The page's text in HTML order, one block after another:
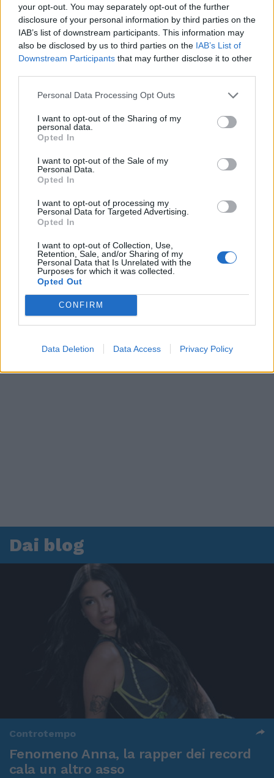
your opt-out. You may separately opt-out of the further
disclosure of your personal information by third parties on the
IAB’s list of downstream participants. This information may
also be disclosed by us to third parties on the IAB’s List of
Downstream Participants that may further disclose it to other
Personal Data Processing Opt Outs
I want to opt-out of the Sharing of my
personal data.
Opted In
I want to opt-out of the Sale of my
Personal Data.
Opted In
I want to opt-out of processing my
Personal Data for Targeted Advertising.
Opted In
I want to opt-out of Collection, Use,
Retention, Sale, and/or Sharing of my
Personal Data that Is Unrelated with the
Purposes for which it was collected.
Opted Out
CONFIRM
Data Deletion Data Access Privacy Policy
Leonardo Maria Del Vecchio dall'ex compagna
in ospedale. Le dichiarazioni ai giornalisti
Dai blog
Controtempo
Fenomeno Anna, la rapper dei record
cala un altro asso